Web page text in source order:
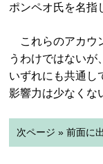
ポンペオ氏を名指
これらのアカウ
うわけではないが
いずれにも共通し
影響力は少なくな
次ページ » 前面に